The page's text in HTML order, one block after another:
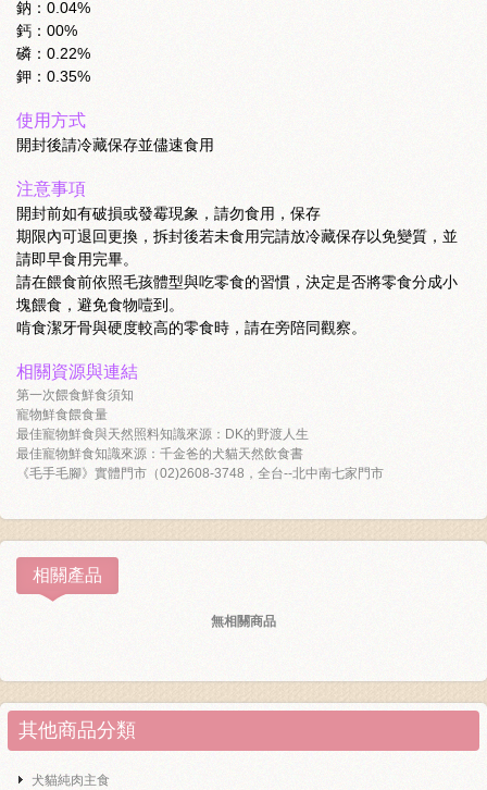
鈉：0.04%
鈣：00%
磷：0.22%
鉀：0.35%
使用方式
開封後請冷藏保存並儘速食用
注意事項
開封前如有破損或發霉現象，請勿食用，保存
期限內可退回更換，拆封後若未食用完請放冷藏保存以免變質，並
請即早食用完畢。
請在餵食前依照毛孩體型與吃零食的習慣，決定是否將零食分成小
塊餵食，避免食物噎到。
啃食潔牙骨與硬度較高的零食時，請在旁陪同觀察。
相關資源與連結
第一次餵食鮮食須知
寵物鮮食餵食量
最佳寵物鮮食與天然照料知識來源：DK的野渡人生
最佳寵物鮮食知識來源：千金爸的犬貓天然飲食書
《毛手毛腳》實體門市（02)2608-3748，全台--北中南七家門市
相關產品
無相關商品
其他商品分類
犬貓純肉主食